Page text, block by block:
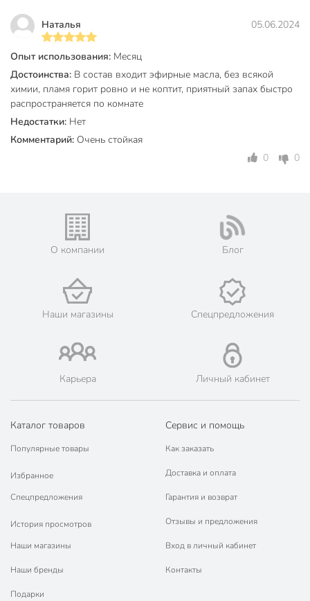
Диаметр, см
Количество в упаковке, шт
Бренд
Ivlev Chef
Страна производства
Новый год
Пасха
с крышкой
подарочная
упаковка
Аромат
пачули
ароматический
декоративный
в стакане
круглый
Вид фитиля
хлопковый
Состав свечи
парафин
Артикул производителя
844-122
Вес в упаковке
720 г
Габариты упаковки
14 x 9 x 9 см
Наталья 05.06.2024
Опыт использования: Месяц
Достоинства: В состав входит эфирные масла, без всякой
химии, пламя горит ровно и не коптит, приятный запах быстро
распространяется по комнате
Недостатки: Нет
Комментарий: Очень стойкая
0
0
О компании Блог
Наши магазины Спецпредложения
Карьера Личный кабинет
Каталог товаров
Популярные товары
Избранное
Спецпредложения
История просмотров
Наши магазины
Наши бренды
Подарки
Сервис и помощь
Как заказать
Доставка и оплата
Гарантия и возврат
Отзывы и предложения
Вход в личный кабинет
Контакты